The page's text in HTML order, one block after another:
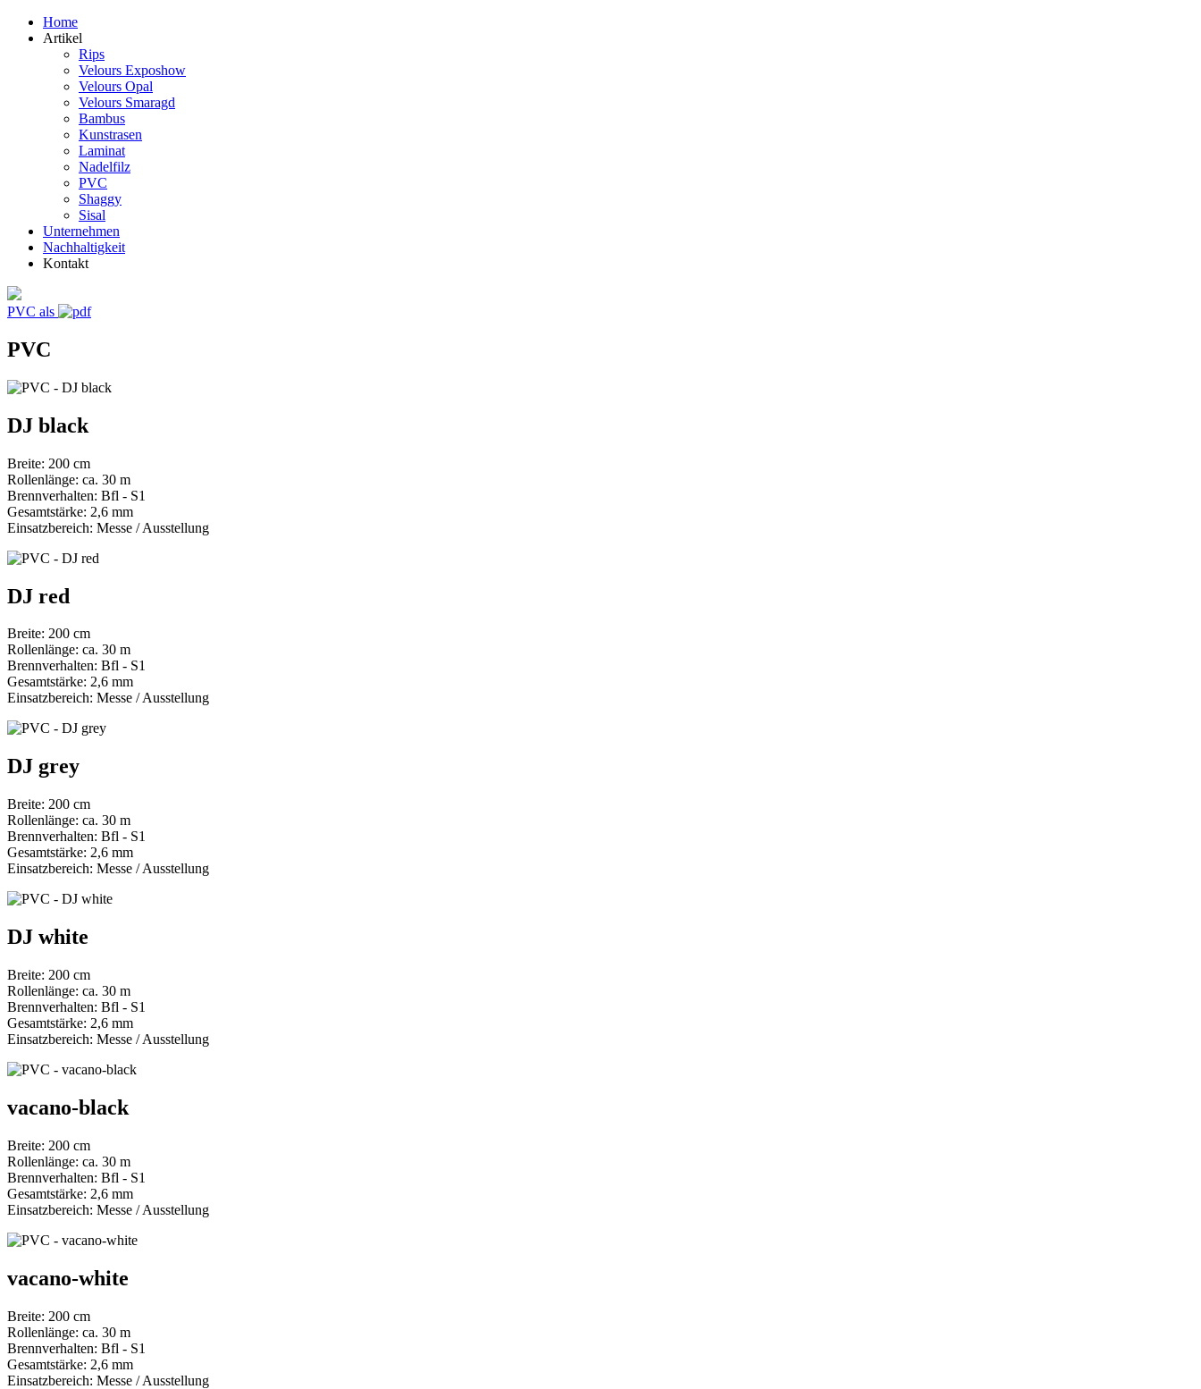
Home
Artikel
Rips
Velours Exposhow
Velours Opal
Velours Smaragd
Bambus
Kunstrasen
Laminat
Nadelfilz
PVC
Shaggy
Sisal
Unternehmen
Nachhaltigkeit
Kontakt
PVC als
PVC
DJ black
Breite: 200 cm
Rollenlänge: ca. 30 m
Brennverhalten: Bfl - S1
Gesamtstärke: 2,6 mm
Einsatzbereich: Messe / Ausstellung
DJ red
Breite: 200 cm
Rollenlänge: ca. 30 m
Brennverhalten: Bfl - S1
Gesamtstärke: 2,6 mm
Einsatzbereich: Messe / Ausstellung
DJ grey
Breite: 200 cm
Rollenlänge: ca. 30 m
Brennverhalten: Bfl - S1
Gesamtstärke: 2,6 mm
Einsatzbereich: Messe / Ausstellung
DJ white
Breite: 200 cm
Rollenlänge: ca. 30 m
Brennverhalten: Bfl - S1
Gesamtstärke: 2,6 mm
Einsatzbereich: Messe / Ausstellung
vacano-black
Breite: 200 cm
Rollenlänge: ca. 30 m
Brennverhalten: Bfl - S1
Gesamtstärke: 2,6 mm
Einsatzbereich: Messe / Ausstellung
vacano-white
Breite: 200 cm
Rollenlänge: ca. 30 m
Brennverhalten: Bfl - S1
Gesamtstärke: 2,6 mm
Einsatzbereich: Messe / Ausstellung